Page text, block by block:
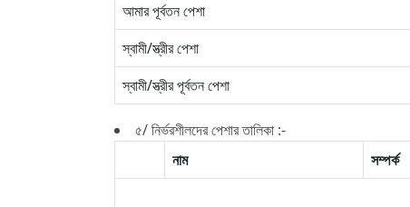
আমার পূর্বতন পেশা
স্বামী/স্ত্রীর পেশা
স্বামী/স্ত্রীর পূর্বতন পেশা
৫/ নির্ভরশীলদের পেশার তালিকা :-
নাম
সম্পর্ক